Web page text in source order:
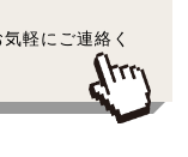
軽にご連絡く